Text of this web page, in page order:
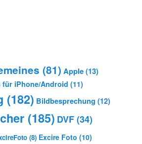
(81) Apple(13)
für iPhone/Android (11)
(182) Bildbesprechung (12)
(185) DVF (34)
(8) Excire Foto (10)